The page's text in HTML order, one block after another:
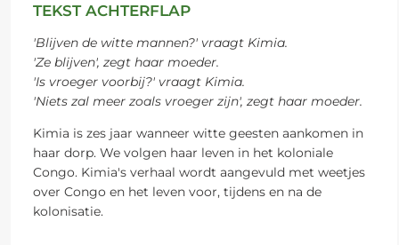
TEKST ACHTERFLAP
'Blijven de witte mannen?' vraagt Kimia.
'Ze blijven', zegt haar moeder.
'Is vroeger voorbij?' vraagt Kimia.
'Niets zal meer zoals vroeger zijn', zegt haar moeder.
Kimia is zes jaar wanneer witte geesten aankomen in
haar dorp. We volgen haar leven in het koloniale
Congo. Kimia's verhaal wordt aangevuld met weetjes
over Congo en het leven voor, tijdens en na de
kolonisatie.